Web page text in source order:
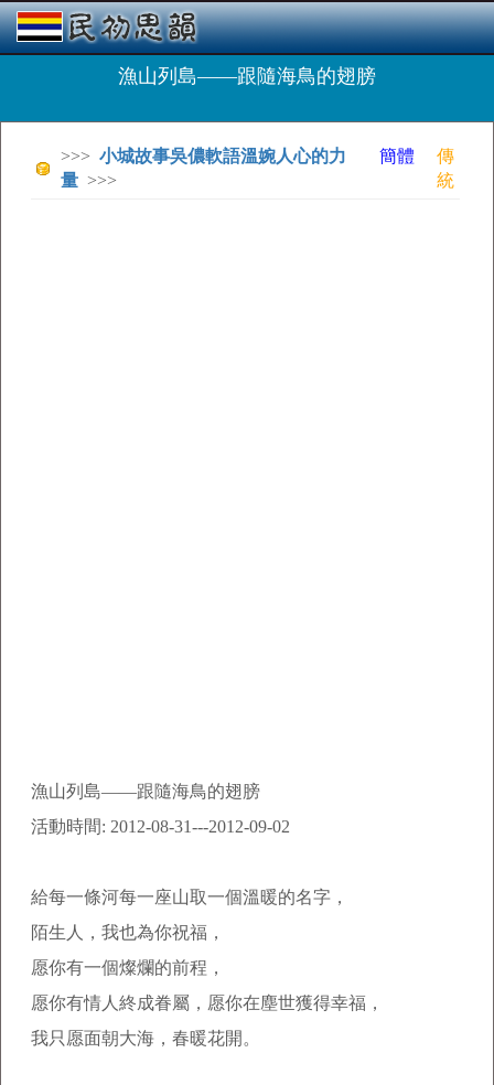
漁山列島——跟隨海鳥的翅膀
>>> 小城故事吳儂軟語溫婉人心的力
量 >>>
簡體
傳
統
漁山列島——跟隨海鳥的翅膀
活動時間: 2012-08-31---2012-09-02
給每一條河每一座山取一個溫暖的名字，
陌生人，我也為你祝福，
愿你有一個燦爛的前程，
愿你有情人終成眷屬，愿你在塵世獲得幸福，
我只愿面朝大海，春暖花開。